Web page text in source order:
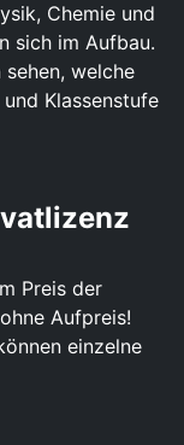
Chemie und
sich im Aufbau.
sehen, welche
Klassenstufe
Preis der
Aufpreis!
einzelne